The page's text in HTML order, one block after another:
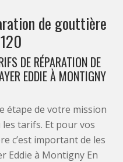
de gouttière
DE RÉPARATION DE
EDDIE À MONTIGNY
étape de votre mission
les tarifs. Et pour vos
c’est important de les
Eddie à Montigny En